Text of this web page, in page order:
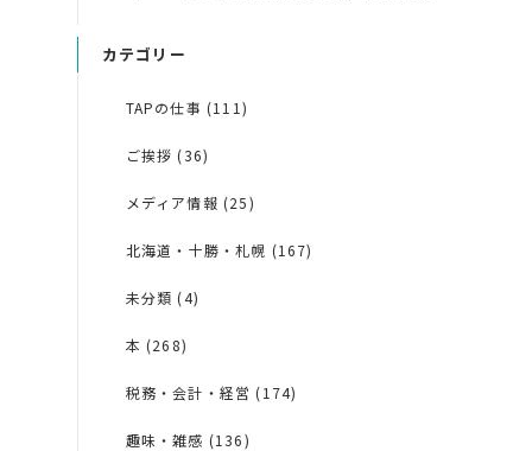
カテゴリー
TAPの仕事 (111)
ご挨拶 (36)
メディア情報 (25)
北海道・十勝・札幌 (167)
未分類 (4)
本 (268)
税務・会計・経営 (174)
趣味・雑感 (136)